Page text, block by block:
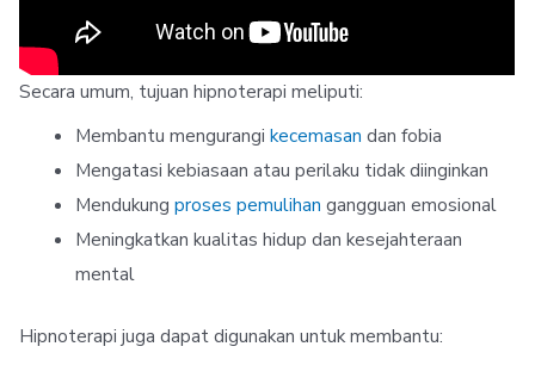
Secara umum, tujuan hipnoterapi meliputi:
Membantu mengurangi kecemasan dan fobia
Mengatasi kebiasaan atau perilaku tidak diinginkan
Mendukung proses pemulihan gangguan emosional
Meningkatkan kualitas hidup dan kesejahteraan
mental
Hipnoterapi juga dapat digunakan untuk membantu: